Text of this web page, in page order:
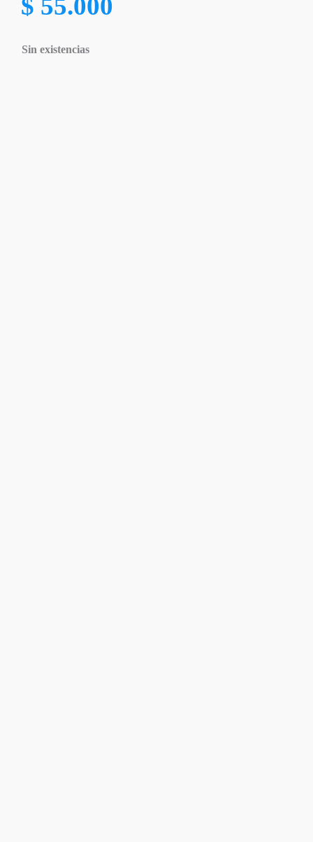
$ 55.000
Sin existencias